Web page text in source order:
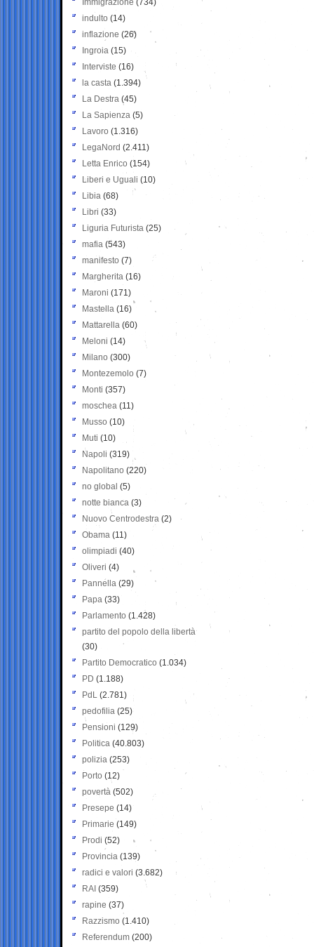
Immigrazione (734)
indulto (14)
inflazione (26)
Ingroia (15)
Interviste (16)
la casta (1.394)
La Destra (45)
La Sapienza (5)
Lavoro (1.316)
LegaNord (2.411)
Letta Enrico (154)
Liberi e Uguali (10)
Libia (68)
Libri (33)
Liguria Futurista (25)
mafia (543)
manifesto (7)
Margherita (16)
Maroni (171)
Mastella (16)
Mattarella (60)
Meloni (14)
Milano (300)
Montezemolo (7)
Monti (357)
moschea (11)
Musso (10)
Muti (10)
Napoli (319)
Napolitano (220)
no global (5)
notte bianca (3)
Nuovo Centrodestra (2)
Obama (11)
olimpiadi (40)
Oliveri (4)
Pannella (29)
Papa (33)
Parlamento (1.428)
partito del popolo della libertà
(30)
Partito Democratico (1.034)
PD (1.188)
PdL (2.781)
pedofilia (25)
Pensioni (129)
Politica (40.803)
polizia (253)
Porto (12)
povertà (502)
Presepe (14)
Primarie (149)
Prodi (52)
Provincia (139)
radici e valori (3.682)
RAI (359)
rapine (37)
Razzismo (1.410)
Referendum (200)